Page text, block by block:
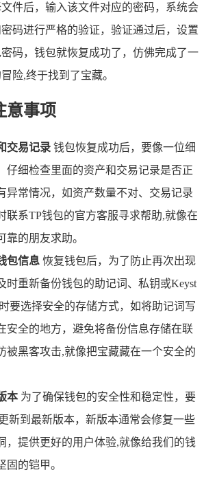
件后，输入该文件对应的密码，系统会
码进行严格的验证，验证通过后，设置
码，钱包就恢复成功了，仿佛完成了一
险,终于找到了宝藏。
意事项
交易记录 钱包恢复成功后，要像一位细
仔细检查里面的资产和交易记录是否正
异常情况，如资产数量不对、交易记录
联系TP钱包的官方客服寻求帮助,就像在
靠的朋友求助。
包信息 恢复钱包后，为了防止再次出现
时重新备份钱包的助记词、私钥或Keyst
要选择安全的存储方式，如将助记词写
安全的地方，避免将备份信息存储在联
被黑客攻击,就像把宝藏藏在一个安全的
本 为了确保钱包的安全性和稳定性，要
新到最新版本，新版本通常会修复一些
，提供更好的用户体验,就像给我们的钱
固的铠甲。